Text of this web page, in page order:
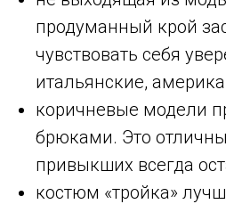
продуманный крой
чувствовать себя
итальянские,
коричневые модели
брюками. Это
привыкших всегда
костюм «тройка»